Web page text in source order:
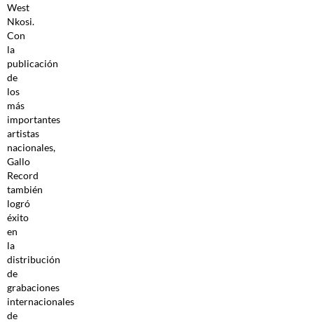
West
Nkosi.
Con
la
publicación
de
los
más
importantes
artistas
nacionales,
Gallo
Record
también
logró
éxito
en
la
distribución
de
grabaciones
internacionales
de